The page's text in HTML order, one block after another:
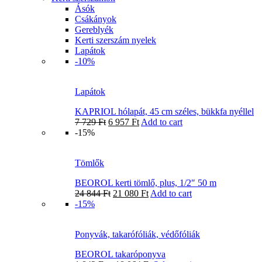
Ásók
Csákányok
Gereblyék
Kerti szerszám nyelek
Lapátok
-10%
Lapátok
KAPRIOL hólapát, 45 cm széles, bükkfa nyéllel
7 729Ft 6 957 Ft Add to cart
-15%
Tömlők
BEOROL kerti tömlő, plus, 1/2″ 50 m
24 844Ft 21 080 Ft Add to cart
-15%
Ponyvák, takarófóliák, védőfóliák
BEOROL takaróponyva